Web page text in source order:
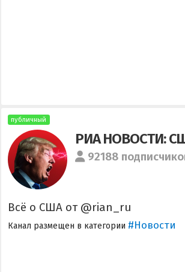
публичный
РИА НОВОСТИ:
92188
Всё о США от @rian_ru
Канал размещен в категории #Новости